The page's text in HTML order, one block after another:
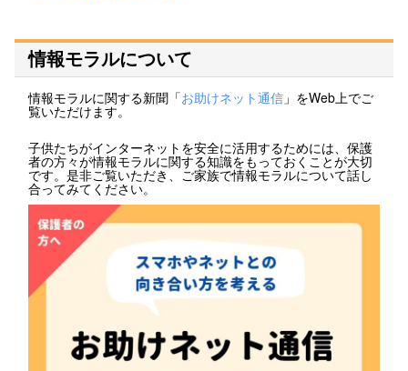
情報モラルについて
情報モラルに関する新聞「お助けネット通信 」をWeb上でご
覧いただけます。
子供たちがインターネットを安全に活用するためには、保護
者の方々が情報モラルに関する知識をもっておくことが大切
です。是非ご覧いただき、ご家族で情報モラルについて話し
合ってみてください。